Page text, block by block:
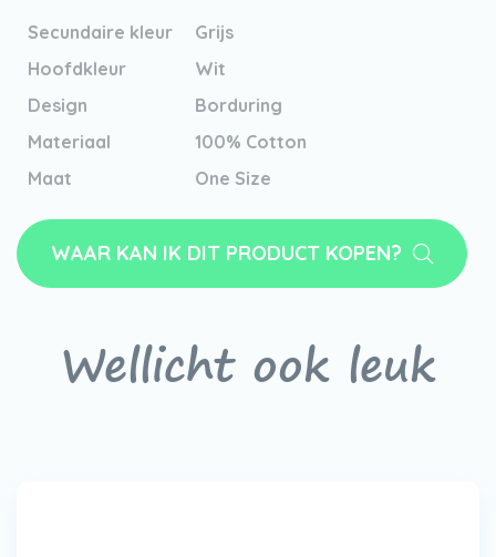
Secundaire kleur
Grijs
Hoofdkleur
Wit
Design
Borduring
Materiaal
100% Cotton
Maat
One Size
WAAR KAN IK DIT PRODUCT KOPEN?
Wellicht ook leuk